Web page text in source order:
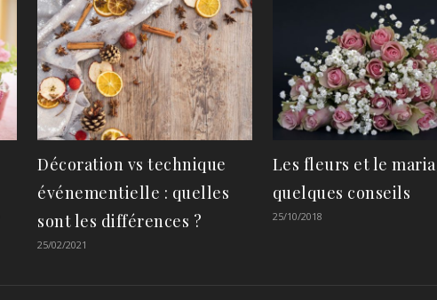
Décoration vs technique
événementielle : quelles
sont les différences ?
25/02/2021
Les fleurs et le
quelques conseils
25/10/2018